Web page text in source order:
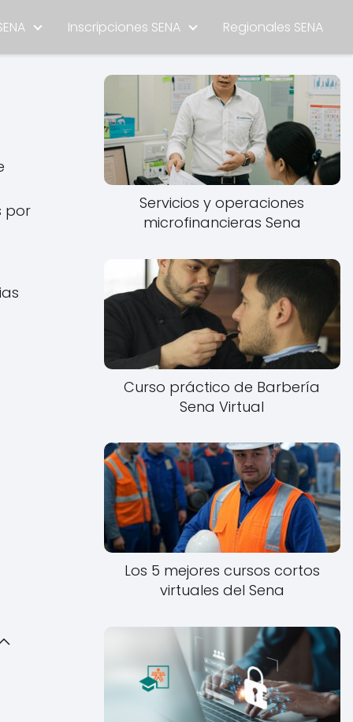
Inscripciones SENA Regionales SENA
por
Servicios y operaciones
microfinancieras Sena
Curso práctico de Barbería
Sena Virtual
Los 5 mejores cursos cortos
virtuales del Sena